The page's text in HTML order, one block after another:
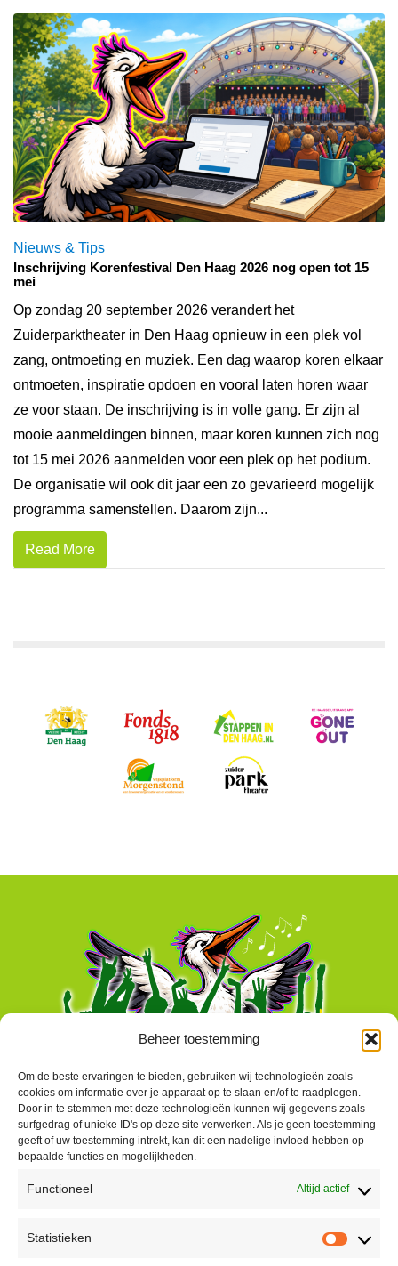
Beheer toestemming
Om de beste ervaringen te bieden, gebruiken wij technologieën zoals
cookies om informatie over je apparaat op te slaan en/of te raadplegen.
Door in te stemmen met deze technologieën kunnen wij gegevens zoals
surfgedrag of unieke ID's op deze site verwerken. Als je geen toestemming
geeft of uw toestemming intrekt, kan dit een nadelige invloed hebben op
bepaalde functies en mogelijkheden.
Functioneel Altijd actief
Statistieken
Nieuws & Tips
Inschrijving Korenfestival Den Haag 2026 nog open tot 15
mei
Op zondag 20 september 2026 verandert het
Zuiderparktheater in Den Haag opnieuw in een plek vol
zang, ontmoeting en muziek. Een dag waarop koren elkaar
ontmoeten, inspiratie opdoen en vooral laten horen waar
ze voor staan. De inschrijving is in volle gang. Er zijn al
mooie aanmeldingen binnen, maar koren kunnen zich nog
tot 15 mei 2026 aanmelden voor een plek op het podium.
De organisatie wil ook dit jaar een zo gevarieerd mogelijk
programma samenstellen. Daarom zijn...
Read More
Peter Vergroesen